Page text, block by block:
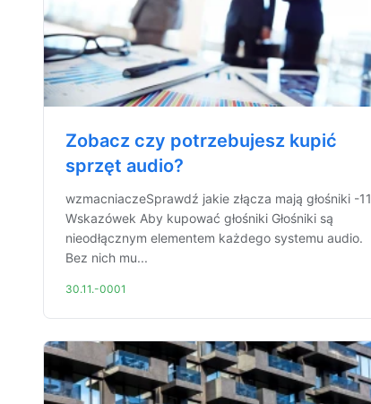
Zobacz czy potrzebujesz kupić
sprzęt audio?
wzmacniaczeSprawdź jakie złącza mają głośniki -11
Wskazówek Aby kupować głośniki Głośniki są
nieodłącznym elementem każdego systemu audio.
Bez nich mu...
30.11.-0001